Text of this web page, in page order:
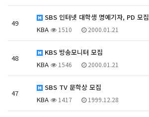
49
SBS 인터넷 대학생 명예기자, PD 모집
KBA
1510 2000.01.21
48
KBS 방송모니터 모집
KBA
1546 2000.01.21
47
SBS TV 문학상 모집
KBA
1417 1999.12.28